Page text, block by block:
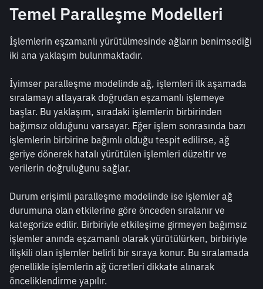
Temel Paralleşme Modelleri
İşlemlerin eşzamanlı yürütülmesinde ağların benimsediği
iki ana yaklaşım bulunmaktadır.
İyimser paralleşme modelinde ağ, işlemleri ilk aşamada
sıralamayı atlayarak doğrudan eşzamanlı işlemeye
başlar. Bu yaklaşım, sıradaki işlemlerin birbirinden
bağımsız olduğunu varsayar. Eğer işlem sonrasında bazı
işlemlerin birbirine bağımlı olduğu tespit edilirse, ağ
geriye dönerek hatalı yürütülen işlemleri düzeltir ve
verilerin doğruluğunu sağlar.
Durum erişimli paralleşme modelinde ise işlemler ağ
durumuna olan etkilerine göre önceden sıralanır ve
kategorize edilir. Birbiriyle etkileşime girmeyen bağımsız
işlemler anında eşzamanlı olarak yürütülürken, birbiriyle
ilişkili olan işlemler belirli bir sıraya konur. Bu sıralamada
genellikle işlemlerin ağ ücretleri dikkate alınarak
önceliklendirme yapılır.